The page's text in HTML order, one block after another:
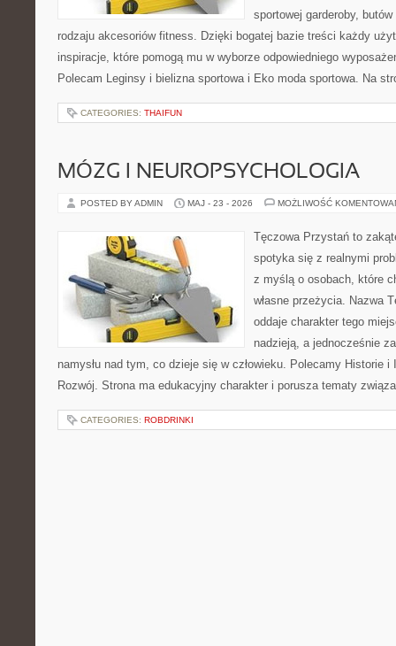
sportowej garderoby,
rodzaju akcesoriów fitness. Dzięki bogatej bazie treści każdy
inspiracje, które pomogą mu w wyborze odpowiedniego
Polecam Leginsy i bielizna sportowa i Eko moda sportowa. Na
CATEGORIES: THAIFUN
MÓZG I NEUROPSYCHOLOGIA
POSTED BY ADMIN MAJ - 23 - 2026 MOŻLIWOŚĆ
Tęczowa Przystań to
spotyka się z realnymi
z myślą o osobach, które
własne przeżycia. Nazwa
oddaje charakter tego
nadzieją, a jednocześnie
namysłu nad tym, co dzieje się w człowieku. Polecamy Historie
Rozwój. Strona ma edukacyjny charakter i porusza tematy
CATEGORIES: ROBDRINKI